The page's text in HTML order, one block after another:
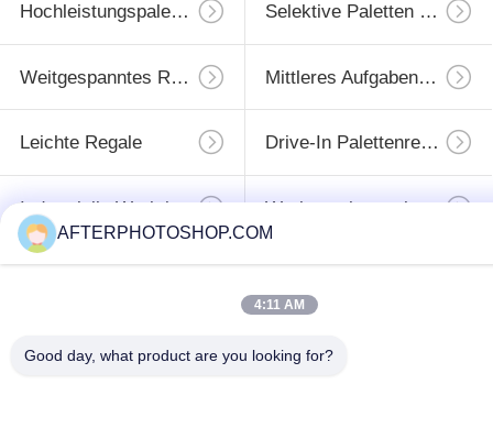
Hochleistungspaletten-Racking Selektive Paletten Regale
Weitgespanntes Racking Mittleres Aufgabengestell
Leichte Regale Drive-In Palettenregale
Industrielle Werktische Werkzeugkastenkabinett
AFTERPHOTOSHOP.COM
4:11 AM
Good day, what product are you looking for?